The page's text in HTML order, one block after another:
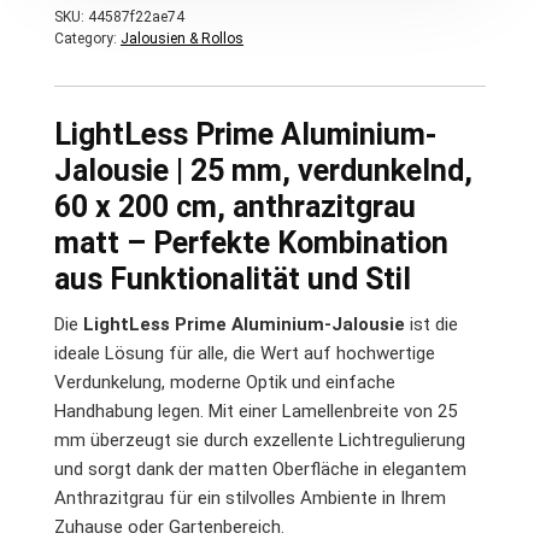
SKU: 44587f22ae74
Category: Jalousien & Rollos
LightLess Prime Aluminium-
Jalousie | 25 mm, verdunkelnd,
60 x 200 cm, anthrazitgrau
matt – Perfekte Kombination
aus Funktionalität und Stil
Die LightLess Prime Aluminium-Jalousie ist die
ideale Lösung für alle, die Wert auf hochwertige
Verdunkelung, moderne Optik und einfache
Handhabung legen. Mit einer Lamellenbreite von 25
mm überzeugt sie durch exzellente Lichtregulierung
und sorgt dank der matten Oberfläche in elegantem
Anthrazitgrau für ein stilvolles Ambiente in Ihrem
Zuhause oder Gartenbereich.